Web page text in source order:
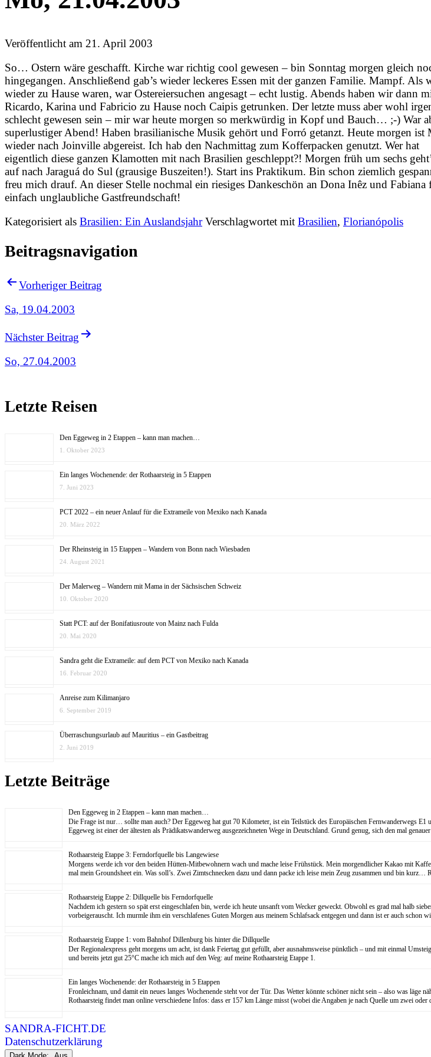
Veröffentlicht am 21. April 2003
So… Ostern wäre geschafft. Kirche war richtig cool gewesen – bin Sonntag morgen gleich
hingegangen. Anschließend gab’s wieder leckeres Essen mit der ganzen Familie. Mampf. Als
wieder zu Hause waren, war Ostereiersuchen angesagt – echt lustig. Abends haben wir dann
Ricardo, Karina und Fabricio zu Hause noch Caipis getrunken. Der letzte muss aber wohl
schlecht gewesen sein – mir war heute morgen so merkwürdig in Kopf und Bauch… ;-) War
superlustiger Abend! Haben brasilianische Musik gehört und Forró getanzt. Heute morgen ist
wieder nach Joinville abgereist. Ich hab den Nachmittag zum Kofferpacken genutzt. Wer hat
eigentlich diese ganzen Klamotten mit nach Brasilien geschleppt?! Morgen früh um sechs
auf nach Jaraguá do Sul (grausige Buszeiten!). Start ins Praktikum. Bin schon ziemlich
freu mich drauf. An dieser Stelle nochmal ein riesiges Dankeschön an Dona Inêz und Fabiana
einfach unglaubliche Gastfreundschaft!
Kategorisiert als Brasilien: Ein Auslandsjahr Verschlagwortet mit Brasilien, Florianópolis
Beitragsnavigation
Vorheriger Beitrag
Sa, 19.04.2003
Nächster Beitrag
So, 27.04.2003
Letzte Reisen
Den Eggeweg in 2 Etappen – kann man machen…
1. Oktober 2023
Ein langes Wochenende: der Rothaarsteig in 5 Etappen
7. Juni 2023
PCT 2022 – ein neuer Anlauf für die Extrameile von Mexiko nach Kanada
20. März 2022
Der Rheinsteig in 15 Etappen – Wandern von Bonn nach Wiesbaden
24. August 2021
Der Malerweg – Wandern mit Mama in der Sächsischen Schweiz
10. Oktober 2020
Statt PCT: auf der Bonifatiusroute von Mainz nach Fulda
20. Mai 2020
Sandra geht die Extrameile: auf dem PCT von Mexiko nach Kanada
16. Februar 2020
Anreise zum Kilimanjaro
6. September 2019
Überraschungsurlaub auf Mauritius – ein Gastbeitrag
2. Juni 2019
Letzte Beiträge
Den Eggeweg in 2 Etappen – kann man machen…
Die Frage ist nur… sollte man auch? Der Eggeweg hat gut 70 Kilometer, ist ein Teilstück des Europäischen Fernwanderwegs
Eggeweg ist einer der ältesten als Prädikatswanderweg ausgezeichneten Wege in Deutschland. Grund genug, sich den mal genauer
Rothaarsteig Etappe 3: Ferndorfquelle bis Langewiese
Morgens werde ich vor den beiden Hütten-Mitbewohnern wach und mache leise Frühstück. Mein morgendlicher Kakao mit
mal mein Groundsheet ein. Was soll’s. Zwei Zimtschnecken dazu und dann packe ich leise mein Zeug zusammen und bin
Rothaarsteig Etappe 2: Dillquelle bis Ferndorfquelle
Nachdem ich gestern so spät erst eingeschlafen bin, werde ich heute unsanft vom Wecker geweckt. Obwohl es grad mal halb
vorbeigerauscht. Ich murmle ihm ein verschlafenes Guten Morgen aus meinem Schlafsack entgegen und dann ist er auch
Rothaarsteig Etappe 1: vom Bahnhof Dillenburg bis hinter die Dillquelle
Der Regionalexpress geht morgens um acht, ist dank Feiertag gut gefüllt, aber ausnahmsweise pünktlich – und mit einmal
und bereits jetzt gut 25°C mache ich mich auf den Weg: auf meine Rothaarsteig Etappe 1.
Ein langes Wochenende: der Rothaarsteig in 5 Etappen
Fronleichnam, und damit ein neues langes Wochenende steht vor der Tür. Das Wetter könnte schöner nicht sein – also was läge
Rothaarsteig findet man online verschiedene Infos: dass er 157 km Länge misst (wobei die Angaben je nach Quelle um zwei
SANDRA-FICHT.DE
Datenschutzerklärung